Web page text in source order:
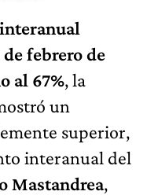
febrero de
al 67%, la
un
superior,
interanual del
Mastandrea,